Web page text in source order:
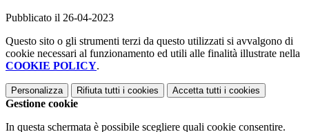
Pubblicato il 26-04-2023
Questo sito o gli strumenti terzi da questo utilizzati si avvalgono di
cookie necessari al funzionamento ed utili alle finalità illustrate nella
COOKIE POLICY.
Personalizza Rifiuta tutti i cookies Accetta tutti i cookies
Gestione cookie
In questa schermata è possibile scegliere quali cookie consentire.